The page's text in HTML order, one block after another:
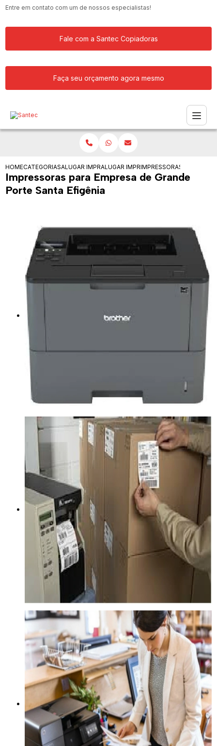
Entre em contato com um de nossos especialistas!
Fale com a Santec Copiadoras
Faça seu orçamento agora mesmo
HOMECATEGORIASALUGAR IMPRESSORAALUGAR IMPRESSORAS PARA
IMPRESSORAS PARA
Impressoras para Empresa de Grande
Porte Santa Efigênia